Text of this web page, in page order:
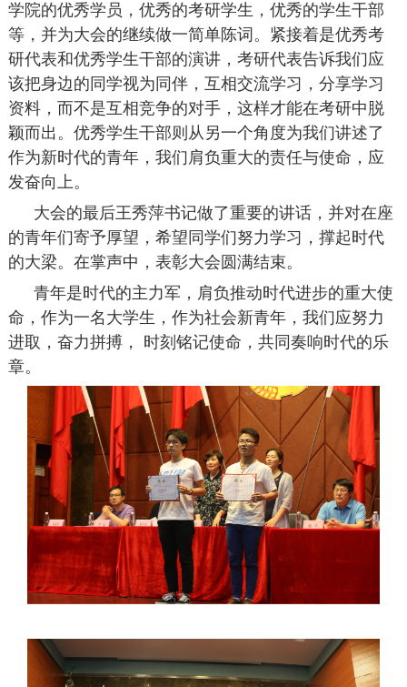
学院的优秀学员，优秀的考研学生，优秀的学生干部
等，并为大会的继续做一简单陈词。紧接着是优秀考
研代表和优秀学生干部的演讲，考研代表告诉我们应
该把身边的同学视为同伴，互相交流学习，分享学习
资料，而不是互相竞争的对手，这样才能在考研中脱
颖而出。优秀学生干部则从另一个角度为我们讲述了
作为新时代的青年，我们肩负重大的责任与使命，应
发奋向上。
大会的最后王秀萍书记做了重要的讲话，并对在座
的青年们寄予厚望，希望同学们努力学习，撑起时代
的大梁。在掌声中，表彰大会圆满结束。
青年是时代的主力军，肩负推动时代进步的重大使
命，作为一名大学生，作为社会新青年，我们应努力
进取，奋力拼搏， 时刻铭记使命，共同奏响时代的乐
章。